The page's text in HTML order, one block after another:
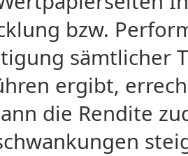
bzw.
sämtlicher
ergibt,
die Rendite